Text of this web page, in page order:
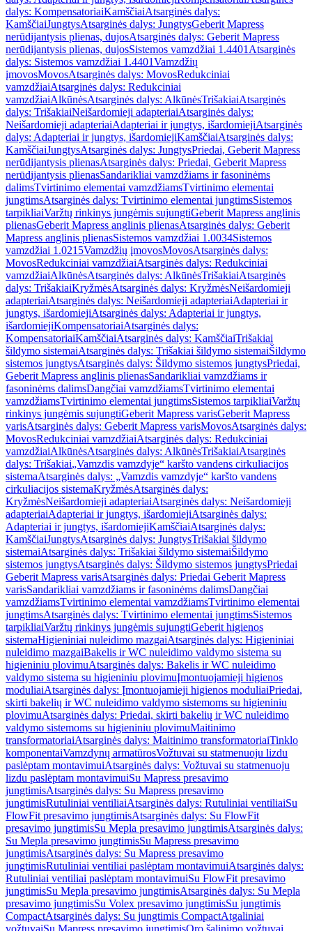
dalys: KompensatoriaiKamščiaiAtsarginės dalys:
KamščiaiJungtysAtsarginės dalys: JungtysGeberit Mapress
nerūdijantysis plienas, dujosAtsarginės dalys: Geberit Mapress
nerūdijantysis plienas, dujosSistemos vamzdžiai 1.4401 Atsarginės
dalys: Sistemos vamzdžiai 1.4401Vamzdžių
įmovosMovosAtsarginės dalys: MovosRedukciniai
vamzdžiaiAtsarginės dalys: Redukciniai
vamzdžiaiAlkūnėsAtsarginės dalys: AlkūnėsTrišakiaiAtsarginės
dalys: TrišakiaiNeišardomieji adapteriaiAtsarginės dalys:
Neišardomieji adapteriaiAdapteriai ir jungtys, išardomiejiAtsarginės
dalys: Adapteriai ir jungtys, išardomiejiKamščiaiAtsarginės dalys:
KamščiaiJungtysAtsarginės dalys: JungtysPriedai, Geberit Mapress
nerūdijantysis plienasAtsarginės dalys: Priedai, Geberit Mapress
nerūdijantysis plienasSandarikliai vamzdžiams ir fasoninėms
dalimsTvirtinimo elementai vamzdžiamsTvirtinimo elementai
jungtimsAtsarginės dalys: Tvirtinimo elementai jungtimsSistemos
tarpikliaiVaržtų rinkinys jungėmis sujungtiGeberit Mapress anglinis
plienasGeberit Mapress anglinis plienasAtsarginės dalys: Geberit
Mapress anglinis plienasSistemos vamzdžiai 1.0034Sistemos
vamzdžiai 1.0215Vamzdžių įmovosMovosAtsarginės dalys:
MovosRedukciniai vamzdžiaiAtsarginės dalys: Redukciniai
vamzdžiaiAlkūnėsAtsarginės dalys: AlkūnėsTrišakiaiAtsarginės
dalys: TrišakiaiKryžmėsAtsarginės dalys: KryžmėsNeišardomieji
adapteriaiAtsarginės dalys: Neišardomieji adapteriaiAdapteriai ir
jungtys, išardomiejiAtsarginės dalys: Adapteriai ir jungtys,
išardomiejiKompensatoriaiAtsarginės dalys:
KompensatoriaiKamščiaiAtsarginės dalys: KamščiaiTrišakiai
šildymo sistemaiAtsarginės dalys: Trišakiai šildymo sistemaiŠildymo
sistemos jungtysAtsarginės dalys: Šildymo sistemos jungtysPriedai,
Geberit Mapress anglinis plienasSandarikliai vamzdžiams ir
fasoninėms dalimsDangčiai vamzdžiamsTvirtinimo elementai
vamzdžiamsTvirtinimo elementai jungtimsSistemos tarpikliaiVaržtų
rinkinys jungėmis sujungtiGeberit Mapress varisGeberit Mapress
varisAtsarginės dalys: Geberit Mapress varisMovosAtsarginės dalys:
MovosRedukciniai vamzdžiaiAtsarginės dalys: Redukciniai
vamzdžiaiAlkūnėsAtsarginės dalys: AlkūnėsTrišakiaiAtsarginės
dalys: Trišakiai„Vamzdis vamzdyje“ karšto vandens cirkuliacijos
sistemaAtsarginės dalys: „Vamzdis vamzdyje“ karšto vandens
cirkuliacijos sistemaKryžmėsAtsarginės dalys:
KryžmėsNeišardomieji adapteriaiAtsarginės dalys: Neišardomieji
adapteriaiAdapteriai ir jungtys, išardomiejiAtsarginės dalys:
Adapteriai ir jungtys, išardomiejiKamščiaiAtsarginės dalys:
KamščiaiJungtysAtsarginės dalys: JungtysTrišakiai šildymo
sistemaiAtsarginės dalys: Trišakiai šildymo sistemaiŠildymo
sistemos jungtysAtsarginės dalys: Šildymo sistemos jungtysPriedai
Geberit Mapress varisAtsarginės dalys: Priedai Geberit Mapress
varisSandarikliai vamzdžiams ir fasoninėms dalimsDangčiai
vamzdžiamsTvirtinimo elementai vamzdžiamsTvirtinimo elementai
jungtimsAtsarginės dalys: Tvirtinimo elementai jungtimsSistemos
tarpikliaiVaržtų rinkinys jungėmis sujungtiGeberit higienos
sistemaHigieniniai nuleidimo mazgaiAtsarginės dalys: Higieniniai
nuleidimo mazgaiBakelis ir WC nuleidimo valdymo sistema su
higieniniu plovimuAtsarginės dalys: Bakelis ir WC nuleidimo
valdymo sistema su higieniniu plovimuĮmontuojamieji higienos
moduliaiAtsarginės dalys: Įmontuojamieji higienos moduliaiPriedai,
skirti bakelių ir WC nuleidimo valdymo sistemoms su higieniniu
plovimuAtsarginės dalys: Priedai, skirti bakelių ir WC nuleidimo
valdymo sistemoms su higieniniu plovimuMaitinimo
transformatoriaiAtsarginės dalys: Maitinimo transformatoriaiTinklo
komponentaiVamzdynų armatūrosVožtuvai su statmenuoju lizdu
paslėptam montavimuiAtsarginės dalys: Vožtuvai su statmenuoju
lizdu paslėptam montavimuiSu Mapress presavimo
jungtimisAtsarginės dalys: Su Mapress presavimo
jungtimisRutuliniai ventiliaiAtsarginės dalys: Rutuliniai ventiliaiSu
FlowFit presavimo jungtimisAtsarginės dalys: Su FlowFit
presavimo jungtimisSu Mepla presavimo jungtimisAtsarginės dalys:
Su Mepla presavimo jungtimisSu Mapress presavimo
jungtimisAtsarginės dalys: Su Mapress presavimo
jungtimisRutuliniai ventiliai paslėptam montavimuiAtsarginės dalys:
Rutuliniai ventiliai paslėptam montavimuiSu FlowFit presavimo
jungtimisSu Mepla presavimo jungtimisAtsarginės dalys: Su Mepla
presavimo jungtimisSu Volex presavimo jungtimisSu jungtimis
CompactAtsarginės dalys: Su jungtimis CompactAtgaliniai
vožtuvaiSu Mapress presavimo jungtimisOro šalinimo vožtuvai